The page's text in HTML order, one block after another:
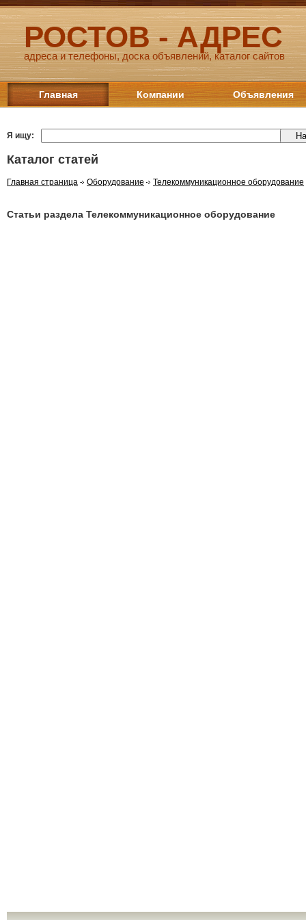
РОСТОВ - АДРЕС
адреса и телефоны, доска объявлений, каталог сайтов
Главная Компании Объявления
Я ищу:
Каталог статей
Главная страница Оборудование Телекоммуникационное оборудование
Статьи раздела Телекоммуникационное оборудование